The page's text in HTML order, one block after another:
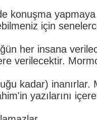
konuşma
için
her insana
verilecektir.
kadar) inanırlar.
yazılarını